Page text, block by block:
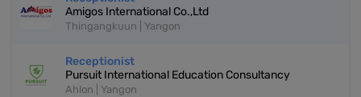
Amigos International Co.,Ltd
Thingangkuun | Yangon
Receptionist
Pursuit International Education Consultancy
Ahlon | Yangon